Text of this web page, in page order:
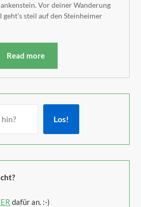
Vor deiner Wanderung
steil auf den Steinheimer
Read more
Los!
dafür an. :-)